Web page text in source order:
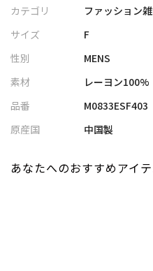
心地にこだわったアイテムを展
タイルを提案します。
私たちは服を通してみなさまの
り、ささやかな高揚感を感じて
※屋外での撮影画像は光の加減
※画像の商品はサンプルとなり
カテゴリ
ファッション
サイズ
F
性別
MENS
素材
レーヨン100%
品番
M0833ESF403
原産国
中国製
あなたへのおすすめアイ